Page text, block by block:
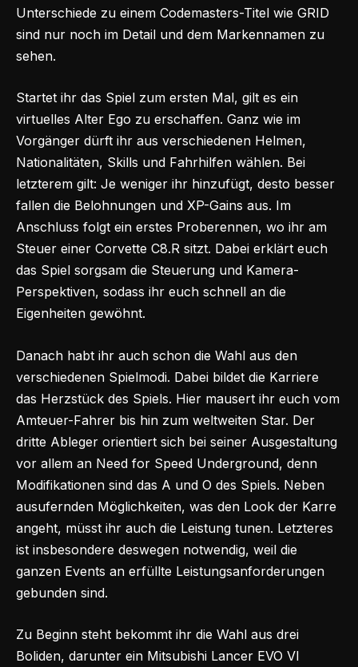
Unterschiede zu einem Codemasters-Titel wie GRID
sind nur noch im Detail und dem Markennamen zu
sehen.
Startet ihr das Spiel zum ersten Mal, gilt es ein
virtuelles Alter Ego zu erschaffen. Ganz wie im
Vorgänger dürft ihr aus verschiedenen Helmen,
Nationalitäten, Skills und Fahrhilfen wählen. Bei
letzterem gilt: Je weniger ihr hinzufügt, desto besser
fallen die Belohnungen und XP-Gains aus. Im
Anschluss folgt ein erstes Proberennen, wo ihr am
Steuer einer Corvette C8.R sitzt. Dabei erklärt euch
das Spiel sorgsam die Steuerung und Kamera-
Perspektiven, sodass ihr euch schnell an die
Eigenheiten gewöhnt.
Danach habt ihr auch schon die Wahl aus den
verschiedenen Spielmodi. Dabei bildet die Karriere
das Herzstück des Spiels. Hier mausert ihr euch vom
Amteuer-Fahrer bis hin zum weltweiten Star. Der
dritte Ableger orientiert sich bei seiner Ausgestaltung
vor allem an Need for Speed Underground, denn
Modifikationen sind das A und O des Spiels. Neben
ausufernden Möglichkeiten, was den Look der Karre
angeht, müsst ihr auch die Leistung tunen. Letzteres
ist insbesondere deswegen notwendig, weil die
ganzen Events an erfüllte Leistungsanforderungen
gebunden sind.
Zu Beginn steht bekommt ihr die Wahl aus drei
Boliden, darunter ein Mitsubishi Lancer EVO VI